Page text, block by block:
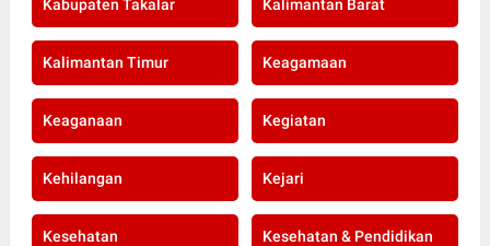
Kabupaten Takalar Kalimantan Barat
Kalimantan Timur Keagamaan
Keaganaan Kegiatan
Kehilangan Kejari
Kesehatan Kesehatan & Pendidikan